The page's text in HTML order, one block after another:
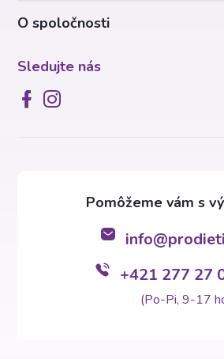
O spoločnosti
Sledujte nás
info@
+421 277 27
(Po-Pi, 9-17